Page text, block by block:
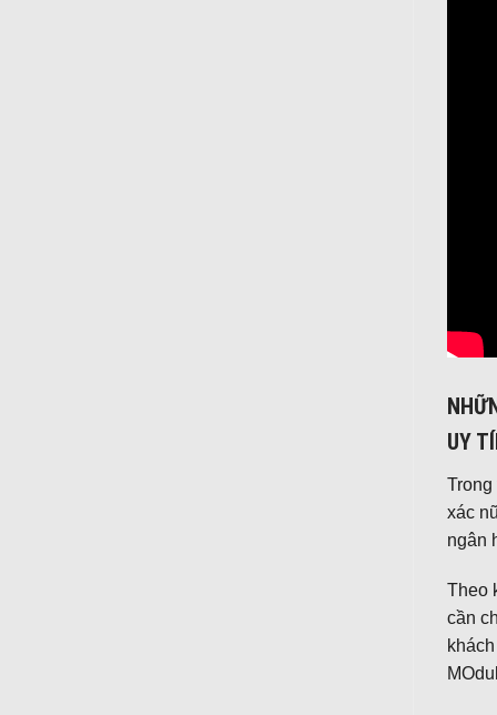
UY
Trong
xác
ngân
Theo
cần